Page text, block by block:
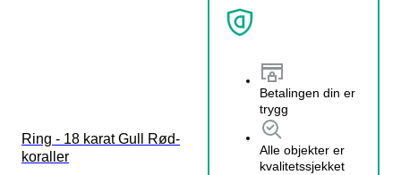
Betalingen din er
trygg
Alle objekter er
kvalitetssjekket
Ring - 18 karat Gull Rød-
koraller